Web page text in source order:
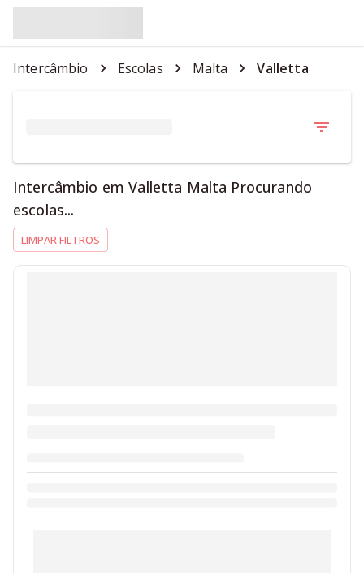
Intercâmbio Escolas Malta Valletta
Intercâmbio em Valletta Malta Procurando
escolas...
LIMPAR FILTROS